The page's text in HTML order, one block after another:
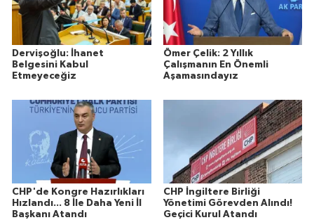
Dervişoğlu: İhanet
Belgesini Kabul
Etmeyeceğiz
Ömer Çelik: 2 Yıllık
Çalışmanın En Önemli
Aşamasındayız
CHP'de Kongre Hazırlıkları
Hızlandı... 8 İle Daha Yeni İl
Başkanı Atandı
CHP İngiltere Birliği
Yönetimi Görevden Alındı!
Geçici Kurul Atandı